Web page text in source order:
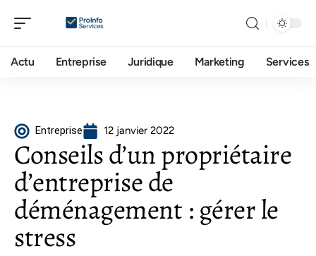
Actu Entreprise Juridique Marketing Services
Entreprise 12 janvier 2022
Conseils d’un propriétaire
d’entreprise de
déménagement : gérer le
stress